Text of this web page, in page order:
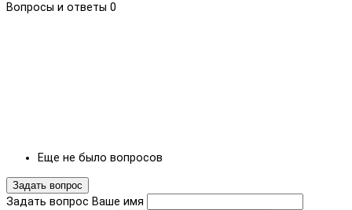
Вопросы и ответы 0
Еще не было вопросов
Задать вопрос
Задать вопрос Ваше имя